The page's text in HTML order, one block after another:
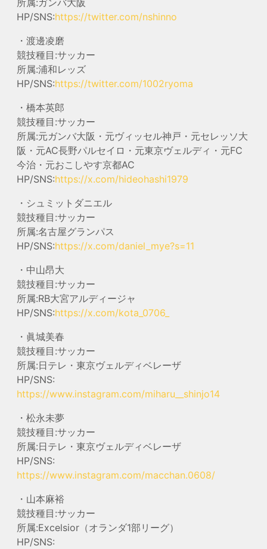
所属:ガンバ大阪
HP/SNS:https://twitter.com/nshinno
・渡邊凌磨
競技種目:サッカー
所属:浦和レッズ
HP/SNS:https://twitter.com/1002ryoma
・橋本英郎
競技種目:サッカー
所属:元ガンバ大阪・元ヴィッセル神戸・元セレッソ大
阪・元AC長野パルセイロ・元東京ヴェルディ・元FC
今治・元おこしやす京都AC
HP/SNS:https://x.com/hideohashi1979
・シュミットダニエル
競技種目:サッカー
所属:名古屋グランパス
HP/SNS:https://x.com/daniel_mye?s=11
・中山昂大
競技種目:サッカー
所属:RB大宮アルディージャ
HP/SNS:https://x.com/kota_0706_
・眞城美春
競技種目:サッカー
所属:日テレ・東京ヴェルディベレーザ
HP/SNS:
https://www.instagram.com/miharu__shinjo14
・松永未夢
競技種目:サッカー
所属:日テレ・東京ヴェルディベレーザ
HP/SNS:
https://www.instagram.com/macchan.0608/
・山本麻裕
競技種目:サッカー
所属:Excelsior（オランダ1部リーグ）
HP/SNS: